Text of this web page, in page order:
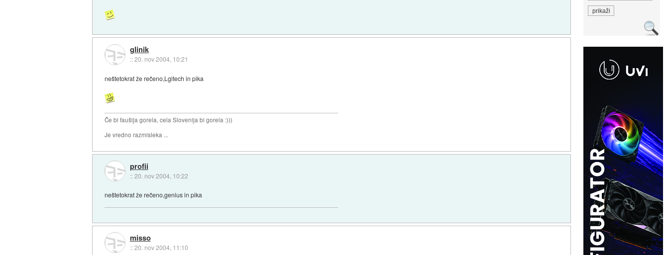
glinik
::20. nov 2004, 10:21
neštetokrat že rečeno,Lgitech in pika
Če bi faušija gorela, cela Slovenija bi gorela :)))
Je vredno razmisleka ...
profii
::20. nov 2004, 10:22
neštetokrat že rečeno,genius in pika
misso
::20. nov 2004, 11:10